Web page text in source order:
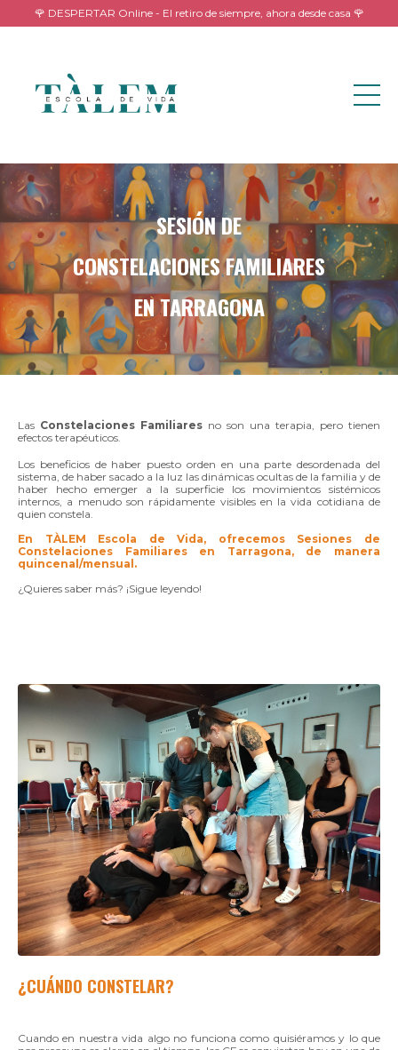
🌹 DESPERTAR Online - El retiro de siempre, ahora desde casa 🌹
SESIÓN DE
CONSTELACIONES FAMILIARES
EN TARRAGONA
Las Constelaciones Familiares no son una terapia, pero tienen
efectos terapéuticos.
Los beneficios de haber puesto orden en una parte desordenada del
sistema, de haber sacado a la luz las dinámicas ocultas de la familia y de
haber hecho emerger a la superficie los movimientos sistémicos
internos, a menudo son rápidamente visibles en la vida cotidiana de
quien constela.
En TÀLEM Escola de Vida, ofrecemos Sesiones de
Constelaciones Familiares en Tarragona, de manera
quincenal/mensual.
¿Quieres saber más? ¡Sigue leyendo!
¿CUÁNDO CONSTELAR?
Cuando en nuestra vida algo no funciona como quisiéramos y lo que